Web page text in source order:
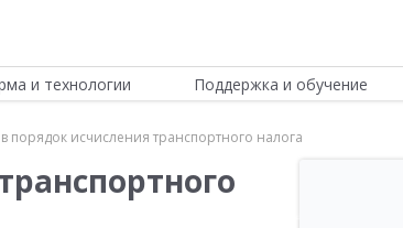
и технологии Поддержка и обучение
порядок исчисления транспортного налога